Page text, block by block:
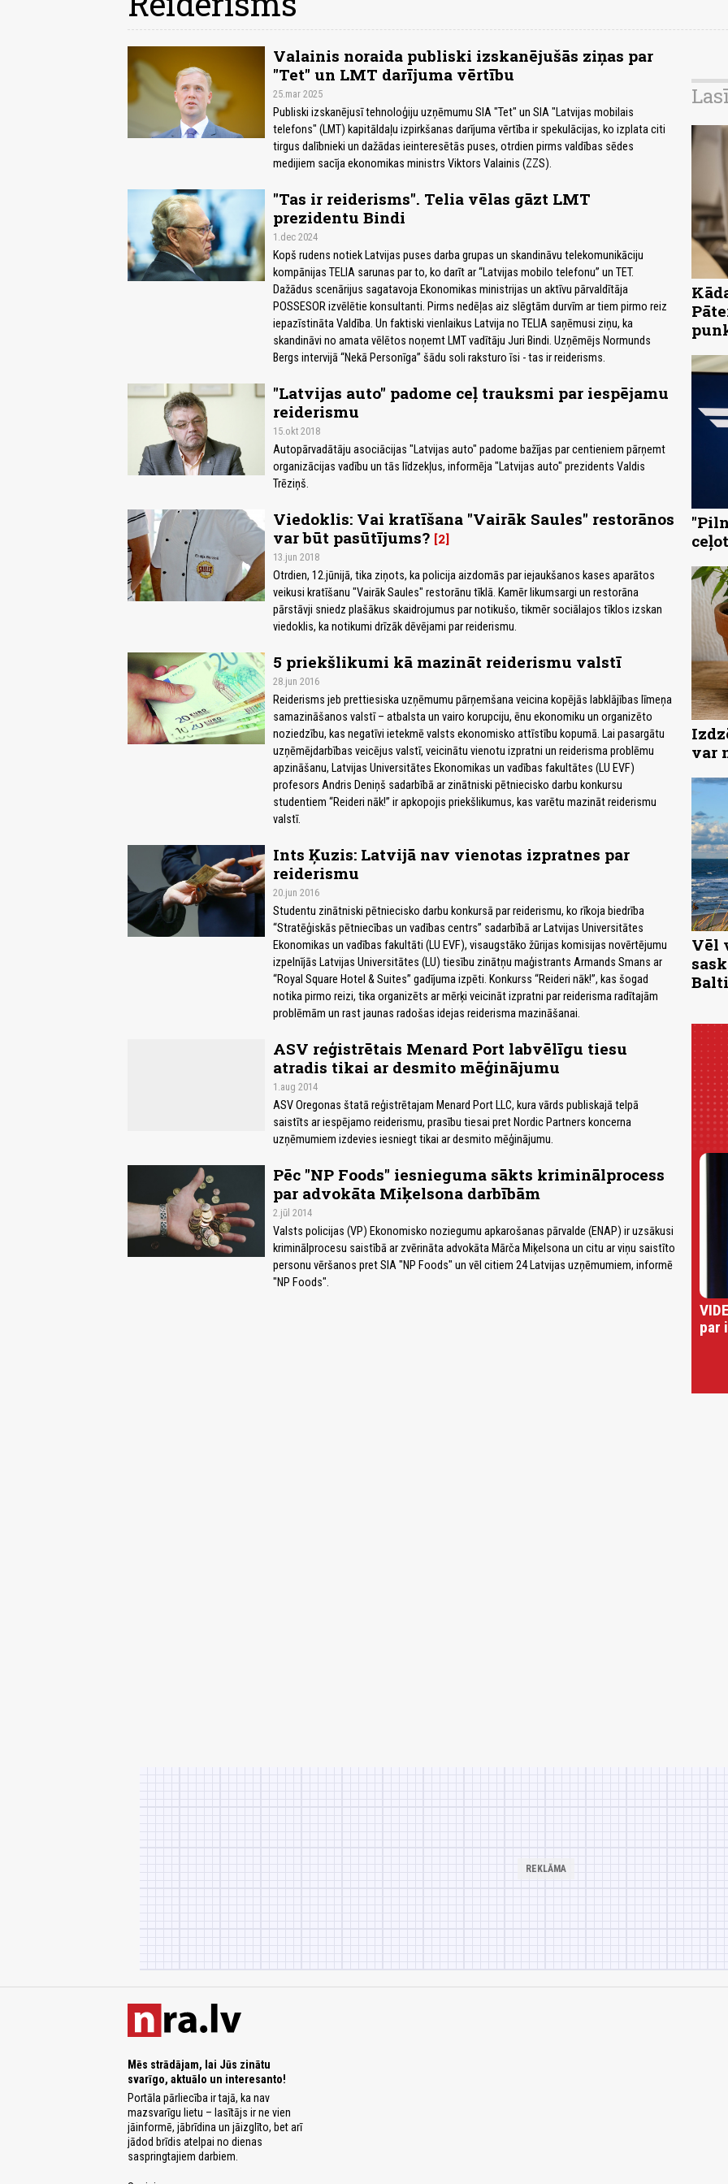
Valainis noraida publiski izskanējušās ziņas par
"Tet" un LMT darījuma vērtību
25.mar 2025
Publiski izskanējusī tehnoloģiju uzņēmumu SIA "Tet" un SIA "Latvijas mobilais
telefons" (LMT) kapitāldaļu izpirkšanas darījuma vērtība ir spekulācijas, ko izplata citi
tirgus dalībnieki un dažādas ieinteresētās puses, otrdien pirms valdības sēdes
medijiem sacīja ekonomikas ministrs Viktors Valainis (ZZS).
"Tas ir reiderisms". Telia vēlas gāzt LMT
prezidentu Bindi
1.dec 2024
Kopš rudens notiek Latvijas puses darba grupas un skandināvu telekomunikāciju
kompānijas TELIA sarunas par to, ko darīt ar “Latvijas mobilo telefonu” un TET.
Dažādus scenārijus sagatavoja Ekonomikas ministrijas un aktīvu pārvaldītāja
POSSESOR izvēlētie konsultanti. Pirms nedēļas aiz slēgtām durvīm ar tiem pirmo reiz
iepazīstināta Valdība. Un faktiski vienlaikus Latvija no TELIA saņēmusi ziņu, ka
skandināvi no amata vēlētos noņemt LMT vadītāju Juri Bindi. Uzņēmējs Normunds
Bergs intervijā “Nekā Personīga” šādu soli raksturo īsi - tas ir reiderisms.
"Latvijas auto" padome ceļ trauksmi par iespējamu
reiderismu
15.okt 2018
Autopārvadātāju asociācijas "Latvijas auto" padome bažījas par centieniem pārņemt
organizācijas vadību un tās līdzekļus, informēja "Latvijas auto" prezidents Valdis
Trēziņš.
Viedoklis: Vai kratīšana "Vairāk Saules" restorānos
var būt pasūtījums? 2
13.jun 2018
Otrdien, 12.jūnijā, tika ziņots, ka policija aizdomās par iejaukšanos kases aparātos
veikusi kratīšanu "Vairāk Saules" restorānu tīklā. Kamēr likumsargi un restorāna
pārstāvji sniedz plašākus skaidrojumus par notikušo, tikmēr sociālajos tīklos izskan
viedoklis, ka notikumi drīzāk dēvējami par reiderismu.
5 priekšlikumi kā mazināt reiderismu valstī
28.jun 2016
Reiderisms jeb prettiesiska uzņēmumu pārņemšana veicina kopējās labklājības līmeņa
samazināšanos valstī – atbalsta un vairo korupciju, ēnu ekonomiku un organizēto
noziedzību, kas negatīvi ietekmē valsts ekonomisko attīstību kopumā. Lai pasargātu
uzņēmējdarbības veicējus valstī, veicinātu vienotu izpratni un reiderisma problēmu
apzināšanu, Latvijas Universitātes Ekonomikas un vadības fakultātes (LU EVF)
profesors Andris Deniņš sadarbībā ar zinātniski pētniecisko darbu konkursu
studentiem “Reideri nāk!” ir apkopojis priekšlikumus, kas varētu mazināt reiderismu
valstī.
Ints Ķuzis: Latvijā nav vienotas izpratnes par
reiderismu
20.jun 2016
Studentu zinātniski pētniecisko darbu konkursā par reiderismu, ko rīkoja biedrība
“Stratēģiskās pētniecības un vadības centrs” sadarbībā ar Latvijas Universitātes
Ekonomikas un vadības fakultāti (LU EVF), visaugstāko žūrijas komisijas novērtējumu
izpelnījās Latvijas Universitātes (LU) tiesību zinātņu maģistrants Armands Smans ar
“Royal Square Hotel & Suites” gadījuma izpēti. Konkurss “Reideri nāk!”, kas šogad
notika pirmo reizi, tika organizēts ar mērķi veicināt izpratni par reiderisma radītajām
problēmām un rast jaunas radošas idejas reiderisma mazināšanai.
ASV reģistrētais Menard Port labvēlīgu tiesu
atradis tikai ar desmito mēģinājumu
1.aug 2014
ASV Oregonas štatā reģistrētajam Menard Port LLC, kura vārds publiskajā telpā
saistīts ar iespējamo reiderismu, prasību tiesai pret Nordic Partners koncerna
uzņēmumiem izdevies iesniegt tikai ar desmito mēģinājumu.
Pēc "NP Foods" iesnieguma sākts kriminālprocess
par advokāta Miķelsona darbībām
2.jūl 2014
Valsts policijas (VP) Ekonomisko noziegumu apkarošanas pārvalde (ENAP) ir uzsākusi
kriminālprocesu saistībā ar zvērināta advokāta Mārča Miķelsona un citu ar viņu saistīto
personu vēršanos pret SIA "NP Foods" un vēl citiem 24 Latvijas uzņēmumiem, informē
"NP Foods".
var
Vēl
par
Mēs strādājam, lai Jūs zinātu
svarīgo, aktuālo un interesanto!
Portāla pārliecība ir tajā, ka nav
mazsvarīgu lietu – lasītājs ir ne vien
jāinformē, jābrīdina un jāizglīto, bet arī
jādod brīdis atelpai no dienas
saspringtajiem darbiem.